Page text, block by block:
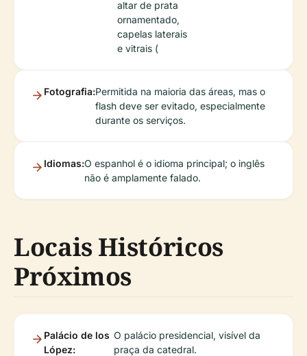
altar de prata
ornamentado,
capelas laterais
e vitrais (
Fotografia:Permitida na maioria das áreas, mas o
flash deve ser evitado, especialmente
durante os serviços.
Idiomas:O espanhol é o idioma principal; o inglês
não é amplamente falado.
Locais Históricos
Próximos
Palácio de los
López:
O palácio presidencial, visível da
praça da catedral.